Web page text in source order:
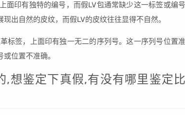
面印有独特的编号，而假LV包通常缺少这一标签或编号
出自然的皮纹，而假LV的皮纹往往显得不自然。
标签，上面印有独一无二的序列号。这一序列号位置准
位置不准确。
想鉴定下真假,有没有哪里鉴定比